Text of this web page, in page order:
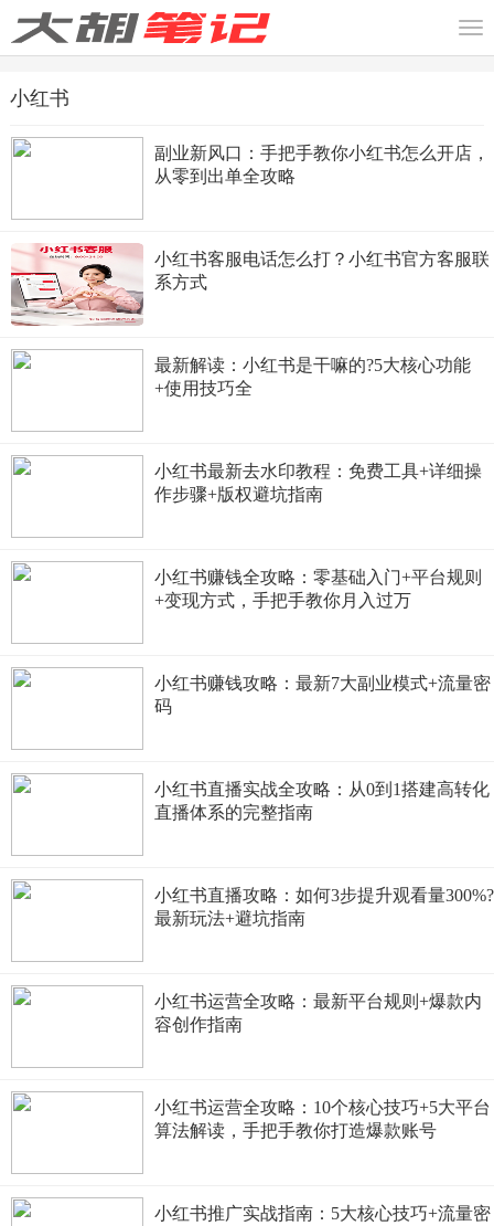
小红书
副业新风口：手把手教你小红书怎么开店，
从零到出单全攻略
小红书客服电话怎么打？小红书官方客服联
系方式
最新解读：小红书是干嘛的?5大核心功能
+使用技巧全
小红书最新去水印教程：免费工具+详细操
作步骤+版权避坑指南
小红书赚钱全攻略：零基础入门+平台规则
+变现方式，手把手教你月入过万
小红书赚钱攻略：最新7大副业模式+流量密
码
小红书直播实战全攻略：从0到1搭建高转化
直播体系的完整指南
小红书直播攻略：如何3步提升观看量300%?
最新玩法+避坑指南
小红书运营全攻略：最新平台规则+爆款内
容创作指南
小红书运营全攻略：10个核心技巧+5大平台
算法解读，手把手教你打造爆款账号
小红书推广实战指南：5大核心技巧+流量密